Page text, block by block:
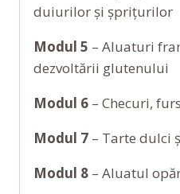
duiurilor și șprițurilor
Modul 5 – Aluaturi
dezvoltării glutenului
Modul 6 – Checuri,
Modul 7 – Tarte dulci
Modul 8 – Aluatul